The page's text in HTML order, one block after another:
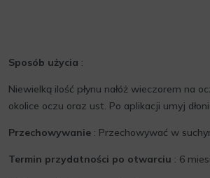
Sposób użycia :
Niewielką ilość płynu nałóż wieczorem na
okolice oczu oraz ust. Po aplikacji umyj
Przechowywanie : Przechowywać w
Termin przydatności po otwarciu : 6